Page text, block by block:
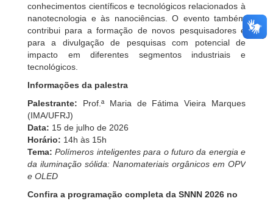
conhecimentos científicos e tecnológicos relacionados à
nanotecnologia e às nanociências. O evento também
contribui para a formação de novos pesquisadores e
para a divulgação de pesquisas com potencial de
impacto em diferentes segmentos industriais e
tecnológicos.
Informações da palestra
Palestrante: Prof.ª Maria de Fátima Vieira Marques
(IMA/UFRJ)
Data: 15 de julho de 2026
Horário: 14h às 15h
Tema: Polímeros inteligentes para o futuro da energia e
da iluminação sólida: Nanomateriais orgânicos em OPV
e OLED
Confira a programação completa da SNNN 2026 no